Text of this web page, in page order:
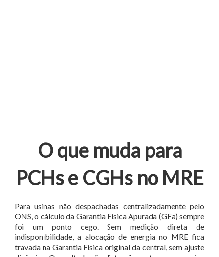
O que muda para
PCHs e CGHs no MRE
Para usinas não despachadas centralizadamente pelo
ONS, o cálculo da Garantia Física Apurada (GFa) sempre
foi um ponto cego. Sem medição direta de
indisponibilidade, a alocação de energia no MRE fica
travada na Garantia Física original da central, sem ajuste